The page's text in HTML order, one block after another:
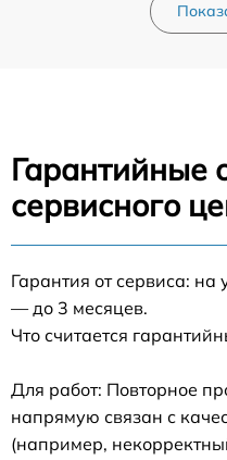
Гарантийные
сервисного
Гарантия от сервиса:
— до 3 месяцев.
Что считается
Для работ: Повторное
напрямую связан с
(например,